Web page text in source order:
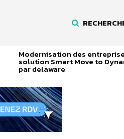
Modernisation des
solution Smart Move to
par delaware